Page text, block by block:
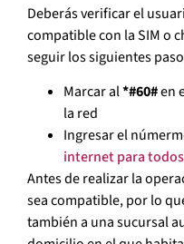
Deberás verificar el
compatible con la SIM o
seguir los siguientes
Marcar al*#60#en
la red
Ingresar el
internet para todos
Antes de realizar la
sea compatible, por lo
también a una sucursal